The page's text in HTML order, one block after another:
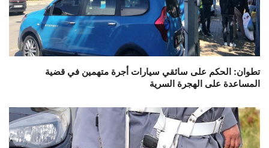
تطوان: الحكم على سائقي سيارات أجرة متهمين في قضية
المساعدة على الهجرة السرية